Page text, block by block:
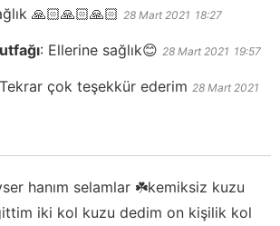
🙏🏻🙏🏻🙏🏻 28 Mart 2021 18:27
: Ellerine sağlık😊 28 Mart 2021 19:57
Tekrar çok teşekkür ederim 28 Mart 2021
hanım selamlar ☘️kemiksiz kuzu
iki kol kuzu dedim on kişilik kol